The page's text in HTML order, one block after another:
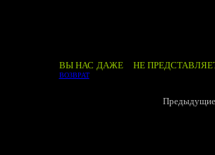
ВЫ НАС ДАЖЕНЕ
ВОЗВРАТ
Предыдущие